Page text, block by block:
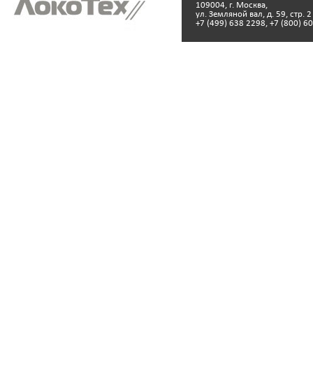
109004, г. Москва,
ул. Земляной вал, д. 59, стр. 2
+7 (499) 638 2298, +7 (800)